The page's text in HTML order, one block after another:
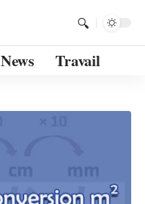
News Travail